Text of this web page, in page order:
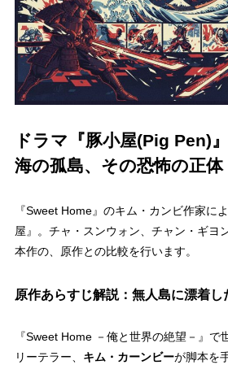
ドラマ『豚小屋(Pig Pen)
海の孤島、その恐怖の正体
『Sweet Home』のキム・カンビ作家に
屋』。チャ・スンウォン、チャン・ギヨ
本作の、原作との比較を行います。
原作あらすじ解説：無人島に漂着
『Sweet Home －俺と世界の絶望－』で
リーテラー、 キム・カーンビーが脚本を